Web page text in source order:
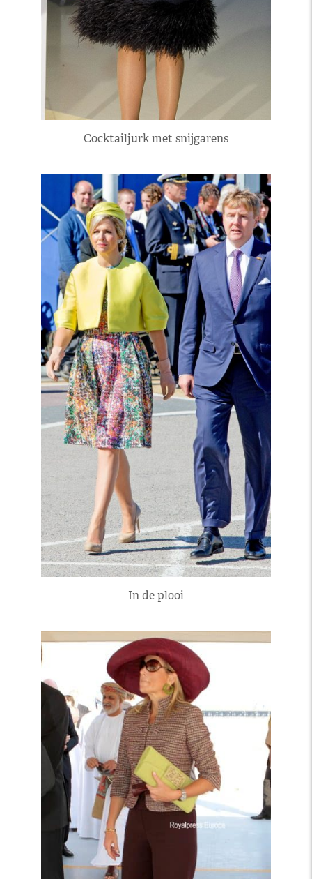
Cocktailjurk met snijgarens
In de plooi